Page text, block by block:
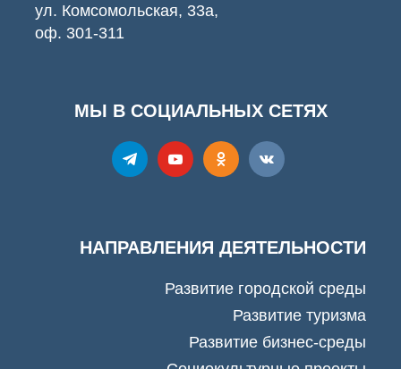
ул. Комсомольская, 33а,
оф. 301-311
МЫ В СОЦИАЛЬНЫХ СЕТЯХ
НАПРАВЛЕНИЯ ДЕЯТЕЛЬНОСТИ
Развитие городской среды
Развитие туризма
Развитие бизнес-среды